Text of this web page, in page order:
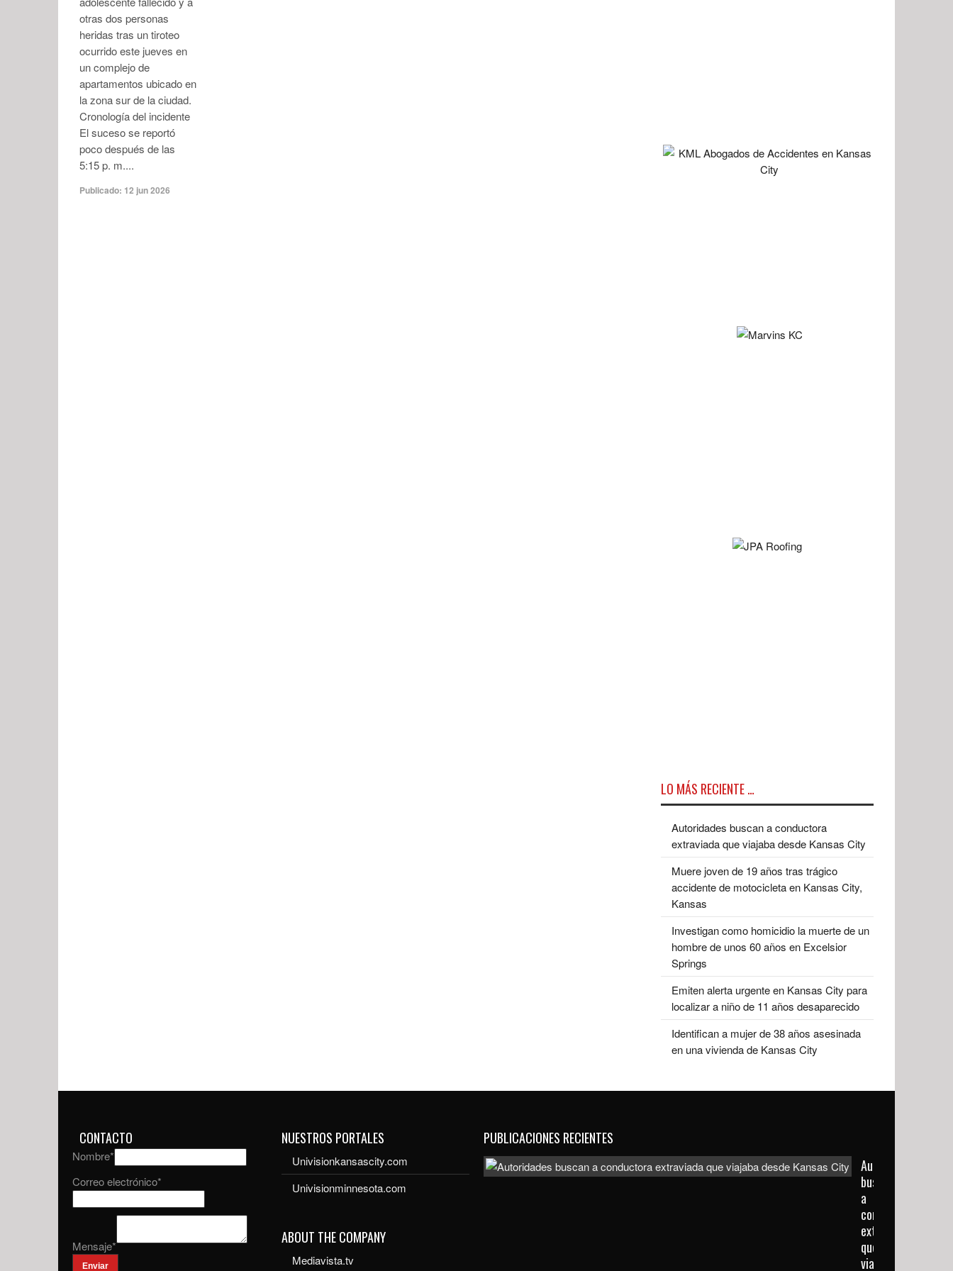
otras dos personas
heridas tras un tiroteo
ocurrido este jueves en
un complejo de
apartamentos ubicado en
la zona sur de la ciudad.
Cronología del incidente
El suceso se reportó
poco después de las
5:15 p. m....
Publicado: 12 jun 2026
LO MÁS RECIENTE …
Autoridades buscan a conductora
extraviada que viajaba desde Kansas City
Muere joven de 19 años tras trágico
accidente de motocicleta en Kansas City,
Kansas
Investigan como homicidio la muerte de un
hombre de unos 60 años en Excelsior
Springs
Emiten alerta urgente en Kansas City para
localizar a niño de 11 años desaparecido
Identifican a mujer de 38 años asesinada
en una vivienda de Kansas City
CONTACTO
Nombre*
Correo electrónico*
Mensaje*
Enviar
NUESTROS PORTALES
Univisionkansascity.com
Univisionminnesota.com
ABOUT THE COMPANY
Mediavista.tv
PUBLICACIONES RECIENTES
Autoridades
buscan
a
conductora
extraviada
que
viajaba